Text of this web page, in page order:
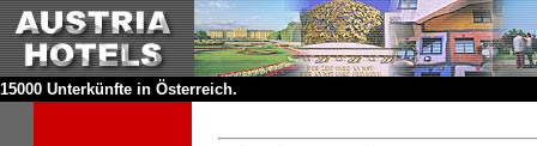
15000 Unterkünfte in Österreich.